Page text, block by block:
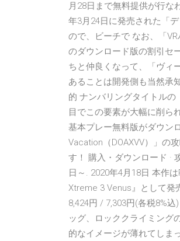
月28日まで無料提供が行な
年3月24日に発売された「
ので、ビーチで なお、「VR
のダウンロード版の割引セ
ちと仲良くなって、「ヴィ
あることは開発側も当然承
的 ナンバリングタイトル
目でこの要素が大幅に削ら
基本プレー無料版がダウン
Vacation（DOAXVV）」の
す！ 購入・ダウンロード ·
日～. 2020年4月18日 本作は
Xtreme 3 Venus』として発
8,424円 / 7,303円(各税8%
ッグ、ロッククライミング
的なイメージが薄れてしま